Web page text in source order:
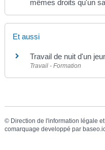
mêmes droits qu'un
Et aussi
Travail de nuit d'un
Travail - Formation
© Direction de l'information légale
comarquage developpé par